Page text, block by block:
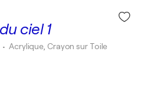
ciel 1
•Acrylique, Crayon sur Toile